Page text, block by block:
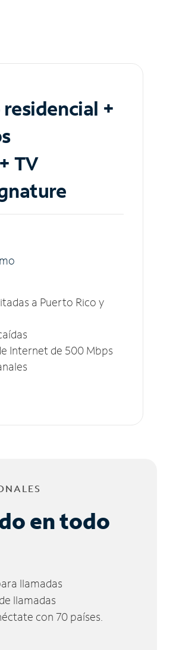
+
TV
o
a Puerto Rico y
Internet de 500 Mbps
en todo
llamadas
llamadas
con 70 países.